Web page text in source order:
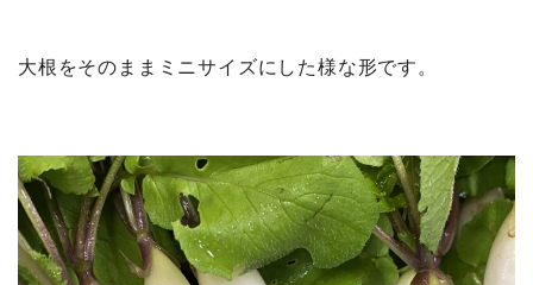
大根をそのままミニサイズにした様な形です。